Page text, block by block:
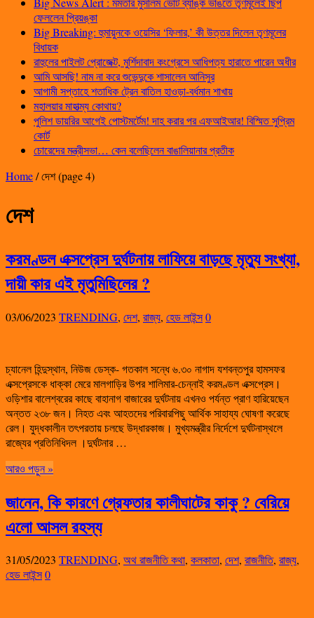
ফেললেন প্রিয়ঙ্কা
Big Breaking: হুমায়ুনকে ওয়েসির ‘ফিলার,’ কী উত্তর দিলেন তৃণমূলের
বিধায়ক
রাহুলের পাইলট প্রোজেক্ট, মুর্শিদাবাদ কংগ্রেসে আধিপত্য হারাতে পারেন অধীর
আমি আসছি! নাম না করে শুভেন্দুকে শাসালেন আনিসুর
আগামী সপ্তাহে শতাধিক ট্রেন বাতিল হাওড়া-বর্ধমান শাখায়
মহালয়ার মাহাত্ম্য কোথায়?
পুলিশ ডায়রির আগেই পোস্টমর্টেম! দাহ করার পর এফআইআর! বিস্মিত সুপ্রিম
কোর্ট
চোরেদের মন্ত্রীসভা… কেন বলেছিলেন বাঙালিয়ানার প্রতীক
Home/দেশ(page 4)
দেশ
করমণ্ডল এক্সপ্রেস দুর্ঘটনায় লাফিয়ে বাড়ছে মৃত্যু সংখ্যা,
দায়ী কার এই মৃতুমিছিলের ?
03/06/2023 TRENDING, দেশ, রাজ্য, হেড লাইন্স0
চ্যানেল হিন্দুস্থান, নিউজ ডেস্ক- গতকাল সন্ধে ৬.৩০ নাগাদ যশবন্তপুর হামসফর
এক্সপ্রেসকে ধাক্কা মেরে মালগাড়ির উপর শালিমার-চেন্নাই করমণ্ডল এক্সপ্রেস।
ওড়িশার বালেশ্বরের কাছে বাহানাগ বাজারের দুর্ঘটনায় এখনও পর্যন্ত প্রাণ হারিয়েছেন
অন্তত ২৩৮ জন। নিহত এবং আহতদের পরিবারপিছু আর্থিক সাহায্য ঘোষণা করেছে
রেল। যুদ্ধকালীন তৎপরতায় চলছে উদ্ধারকাজ। মুখ্যমন্ত্রীর নির্দেশে দুর্ঘটনাস্থলে
রাজ্যের প্রতিনিধিদল ।দুর্ঘটনার …
আরও পড়ুন »
জানেন, কি কারণে গ্রেফতার কালীঘাটের কাকু ? বেরিয়ে
এলো আসল রহস্য
31/05/2023 TRENDING, অথ রাজনীতি কথা, কলকাতা, দেশ, রাজনীতি, রাজ্য,
হেড লাইন্স0